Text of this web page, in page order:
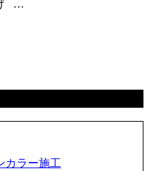
…
カラー施工